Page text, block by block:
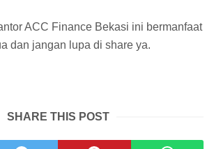
ACC Finance Bekasi ini bermanfaat
dan jangan lupa di share ya.
SHARE THIS POST